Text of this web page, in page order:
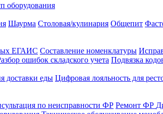
оборудования
Шаурма Столовая/кулинария Общепит
ЕГАИС Составление номенклатуры
ошибок складского учета Подвязка
доставки еды Цифровая лояльность для
по неисправности ФР Ремонт ФР